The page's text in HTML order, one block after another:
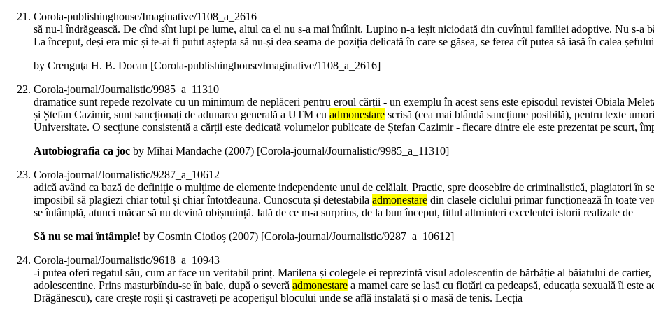
Corola-publishinghouse/Imaginative/1108_a_2616
să nu-l îndrăgească. De cînd sînt lupi pe lume, altul ca el nu s-a mai întîlnit. Lupino n-a ieșit niciodată din cuvîntul familiei adoptive. Nu s-a
La început, deși era mic și te-ai fi putut aștepta să nu-și dea seama de poziția delicată în care se găsea, se ferea cît putea să iasă în calea
by Crenguţa H. B. Docan [Corola-publishinghouse/Imaginative/1108_a_2616]
Corola-journal/Journalistic/9985_a_11310
dramatice sunt repede rezolvate cu un minimum de neplăceri pentru eroul cărții - un exemplu în acest sens este episodul revistei Obiala
și Ștefan Cazimir, sunt sancționați de adunarea generală a UTM cu admonestare scrisă (cea mai blândă sancțiune posibilă), pentru texte
Universitate. O secțiune consistentă a cărții este dedicată volumelor publicate de Ștefan Cazimir - fiecare dintre ele este prezentat pe scurt,
Autobiografia ca joc by Mihai Mandache (2007) [Corola-journal/Journalistic/9985_a_11310]
Corola-journal/Journalistic/9287_a_10612
adică având ca bază de definiție o mulțime de elemente independente unul de celălalt. Practic, spre deosebire de criminalistică, plagiatori
imposibil să plagiezi chiar totul și chiar întotdeauna. Cunoscuta și detestabila admonestare din clasele ciclului primar funcționează în toate
se întâmplă, atunci măcar să nu devină obișnuință. Iată de ce m-a surprins, de la bun început, titlul altminteri excelentei istorii realizate de
Să nu se mai întâmple! by Cosmin Ciotloș (2007) [Corola-journal/Journalistic/9287_a_10612]
Corola-journal/Journalistic/9618_a_10943
-i putea oferi regatul său, cum ar face un veritabil prinț. Marilena și colegele ei reprezintă visul adolescentin de bărbăție al băiatului de
adolescentine. Prins masturbîndu-se în baie, după o severă admonestare a mamei care se lasă cu flotări ca pedeapsă, educația sexuală îi
Drăgănescu), care crește roșii și castraveți pe acoperișul blocului unde se află instalată și o masă de tenis. Lecția